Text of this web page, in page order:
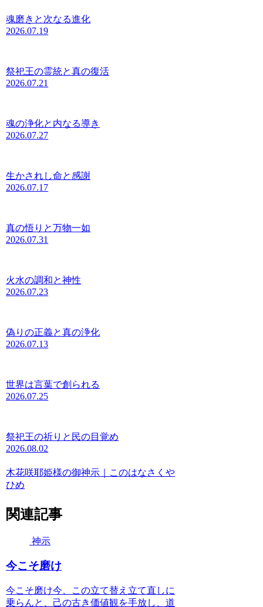
魂磨きと次なる進化
2026.07.19
祭祀王の霊統と真の復活
2026.07.21
魂の浄化と内なる導き
2026.07.27
生かされし命と感謝
2026.07.17
真の悟りと万物一如
2026.07.31
火水の調和と神性
2026.07.23
偽りの正義と真の浄化
2026.07.13
世界は言葉で創られる
2026.07.25
祭祀王の祈りと民の目覚め
2026.08.02
木花咲耶姫様の御神示｜このはなさくや
ひめ
関連記事
神示
今こそ磨け
今こそ磨け今、この立て替え立て直しに
乗らんと、己の古き価値観を手放し、道